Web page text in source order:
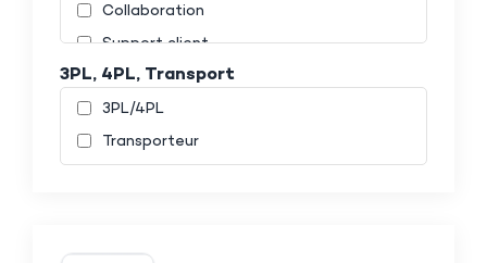
Collaboration
Support client
3PL, 4PL, Transport
3PL/4PL
Transporteur